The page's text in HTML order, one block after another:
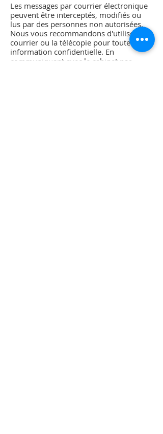
Les messages par courrier électronique
peuvent être interceptés, modifiés ou
lus par des personnes non autorisées.
Nous vous recommandons d'utiliser le
courrier ou la télécopie pour toute
information confidentielle. En
communiquant avec le cabinet par